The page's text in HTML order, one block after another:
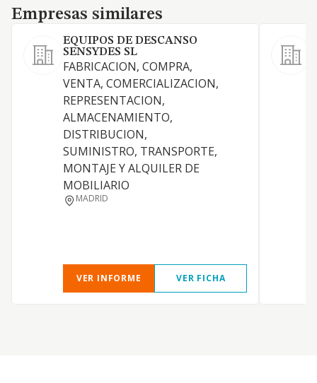
Empresas similares
Empresas similares
EQUIPOS DE DESCANSO
SENSYDES SL
FABRICACION, COMPRA,
VENTA, COMERCIALIZACION,
REPRESENTACION,
ALMACENAMIENTO,
DISTRIBUCION,
SUMINISTRO, TRANSPORTE,
MONTAJE Y ALQUILER DE
MOBILIARIO
MADRID
VER INFORME VER FICHA